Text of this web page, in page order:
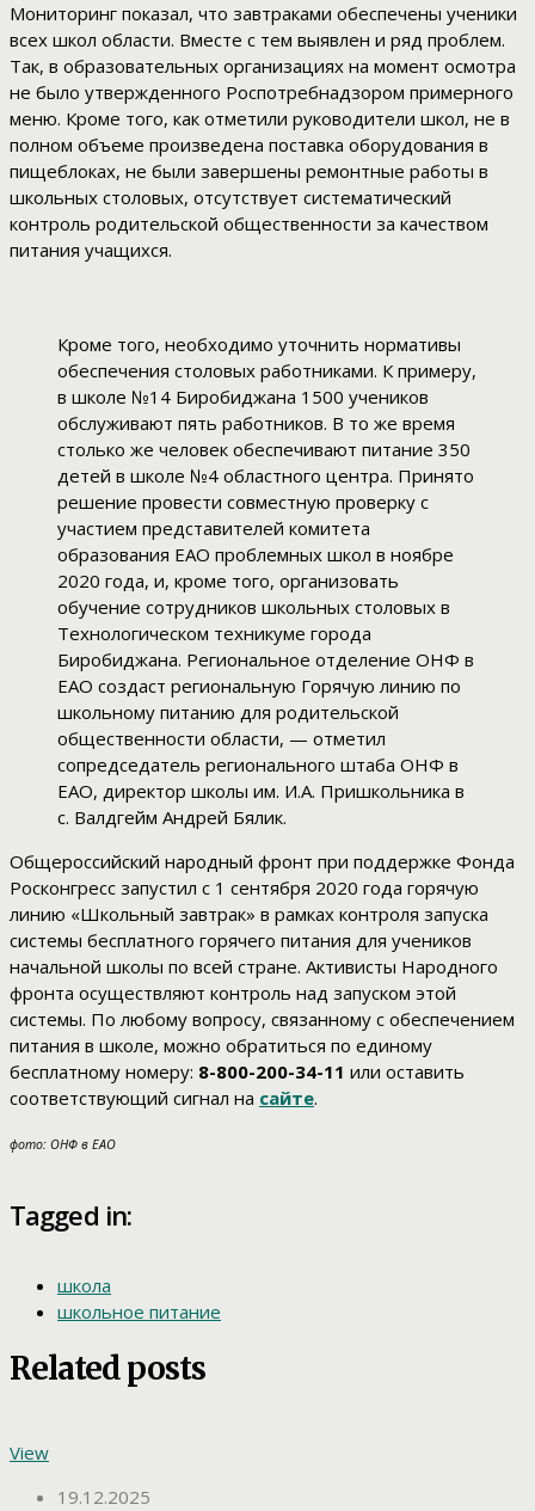
Мониторинг показал, что завтраками обеспечены ученики
всех школ области. Вместе с тем выявлен и ряд проблем.
Так, в образовательных организациях на момент осмотра
не было утвержденного Роспотребнадзором примерного
меню. Кроме того, как отметили руководители школ, не в
полном объеме произведена поставка оборудования в
пищеблоках, не были завершены ремонтные работы в
школьных столовых, отсутствует систематический
контроль родительской общественности за качеством
питания учащихся.
Кроме того, необходимо уточнить нормативы
обеспечения столовых работниками. К примеру,
в школе №14 Биробиджана 1500 учеников
обслуживают пять работников. В то же время
столько же человек обеспечивают питание 350
детей в школе №4 областного центра. Принято
решение провести совместную проверку с
участием представителей комитета
образования ЕАО проблемных школ в ноябре
2020 года, и, кроме того, организовать
обучение сотрудников школьных столовых в
Технологическом техникуме города
Биробиджана. Региональное отделение ОНФ в
ЕАО создаст региональную Горячую линию по
школьному питанию для родительской
общественности области, — отметил
сопредседатель регионального штаба ОНФ в
ЕАО, директор школы им. И.А. Пришкольника в
с. Валдгейм Андрей Бялик.
Общероссийский народный фронт при поддержке Фонда
Росконгресс запустил с 1 сентября 2020 года горячую
линию «Школьный завтрак» в рамках контроля запуска
системы бесплатного горячего питания для учеников
начальной школы по всей стране. Активисты Народного
фронта осуществляют контроль над запуском этой
системы. По любому вопросу, связанному с обеспечением
питания в школе, можно обратиться по единому
бесплатному номеру: 8-800-200-34-11 или оставить
соответствующий сигнал на сайте.
фото: ОНФ в ЕАО
Tagged in:
школа
школьное питание
Related posts
View
19.12.2025